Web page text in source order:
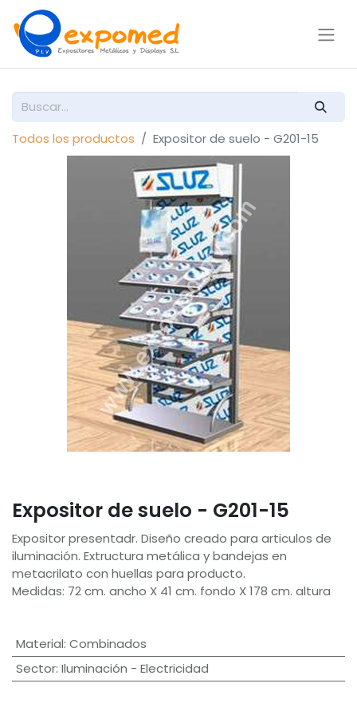
Todos los productos Expositor de suelo - G201-15
Expositor de suelo - G201-15
Expositor presentadr. Diseño creado para articulos de
iluminación. Extructura metálica y bandejas en
metacrilato con huellas para producto.
Medidas: 72 cm. ancho X 41 cm. fondo X 178 cm. altura
Material: Combinados
Sector: Iluminación - Electricidad